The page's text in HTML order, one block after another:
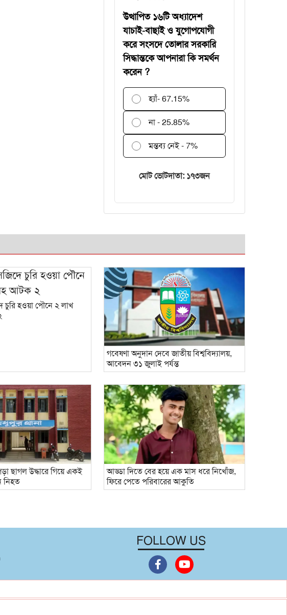
গবেষণা অনুদান দেবে
আবেদন ৩১ জুলাই
পর্যন্ত
রোনালদিনহোকে ছাড়িয়ে
গেলেন ভিনিসিয়ুস
ফেনী স্টেশনে মেঘনা
আড়াই ঘণ্টা আটকা
উত্থাপিত ১৬টি অধ্যাদেশ
যাচাই-বাছাই ও যুগোপযোগী
করে সংসদে তোলার সরকারি
সিদ্ধান্তকে আপনারা কি সমর্থন
করেন ?
হ্যাঁ- 67.15%
না - 25.85%
মন্তব্য নেই - 7%
মোট ভোটদাতা: ১৭৩জন
চুরি হওয়া পৌনে ২ লাখ
গবেষণা অনুদান দেবে জাতীয় বিশ্ববিদ্যালয়,
আবেদন ৩১ জুলাই পর্যন্ত
ছাগল উদ্ধারে গিয়ে একই
নিহত
আড্ডা দিতে বের হয়ে এক মাস ধরে নিখোঁজ,
ফিরে পেতে পরিবারের আকুতি
FOLLOW US